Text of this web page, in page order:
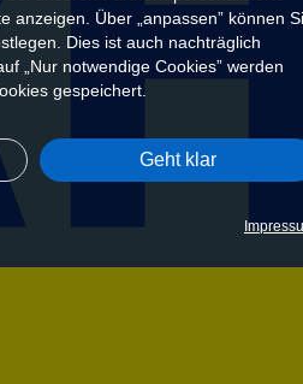
anzeigen. Über „anpassen” können
Dies ist auch nachträglich
„Nur notwendige Cookies” werden
gespeichert.
Geht klar